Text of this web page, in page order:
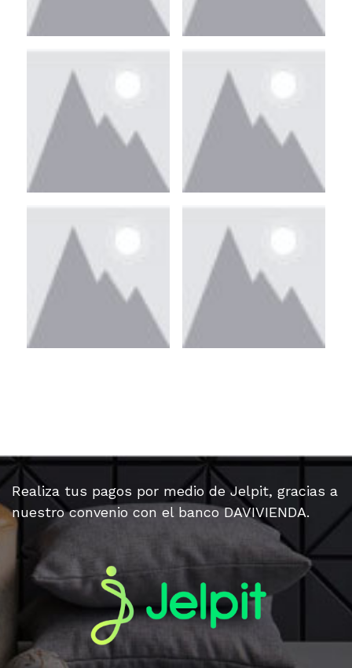
Realiza tus pagos por medio de Jelpit, gracias a
nuestro convenio con el banco DAVIVIENDA.